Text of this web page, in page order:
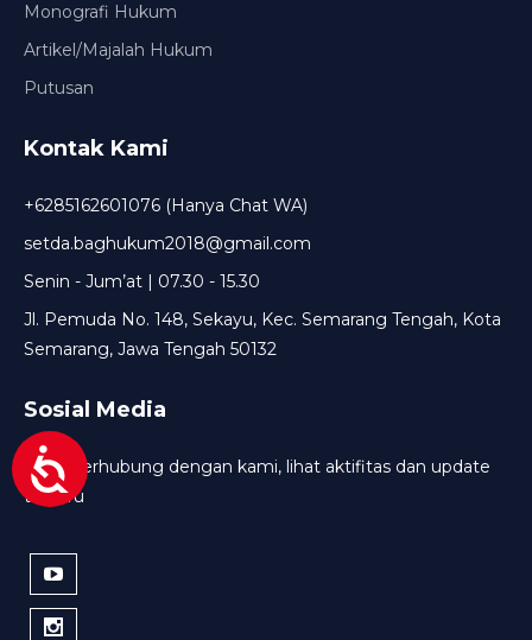
Monografi Hukum
Artikel/Majalah Hukum
Putusan
Kontak Kami
+6285162601076 (Hanya Chat WA)
setda.baghukum2018@gmail.com
Senin - Jum’at | 07.30 - 15.30
Jl. Pemuda No. 148, Sekayu, Kec. Semarang Tengah, Kota
Semarang, Jawa Tengah 50132
Sosial Media
Tetap terhubung dengan kami, lihat aktifitas dan update
terbaru